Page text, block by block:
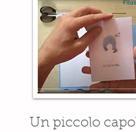
Un piccolo